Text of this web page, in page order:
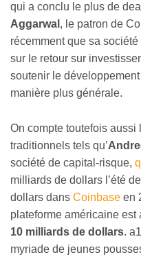
qui a conclu le plus de
Aggarwal , le patron de
récemment que sa
sur le retour sur
soutenir le
manière plus générale.
On compte toutefois
traditionnels tels qu’
société de capital-risque,
milliards de dollars l’été
dollars dans Coinbase en
plateforme américaine est
10 milliards de dollars.
myriade de jeunes